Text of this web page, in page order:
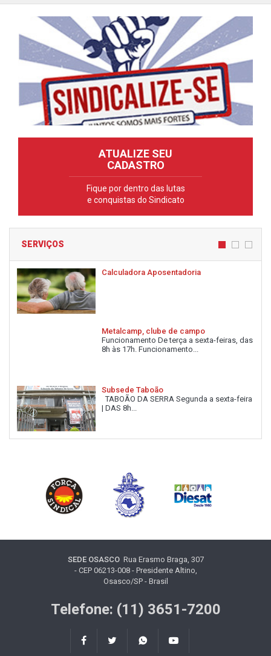
ATUALIZE SEU
CADASTRO
Fique por dentro das lutas
e conquistas do Sindicato
SERVIÇOS
Calculadora Aposentadoria
Metalcamp, clube de campo
Funcionamento De terça a sexta-feiras, das
8h às 17h. Funcionamento...
Subsede Taboão
TABOÃO DA SERRA Segunda a sexta-feira
| DAS 8h...
SEDE OSASCORua Erasmo Braga, 307
- CEP 06213-008 - Presidente Altino,
Osasco/SP - Brasil
Telefone: (11) 3651-7200